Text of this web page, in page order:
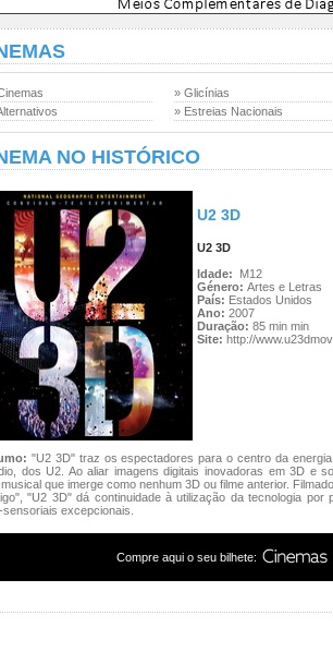
» Glicínias
» Estreias Nacionais
NO HISTÓRICO
U2 3D
U2 3D
Idade:
M12
Género: Artes e Letras
País: Estados Unidos
Ano: 2007
Duração: 85 min min
Site: http://
"U2 3D" traz os espectadores para o centro da
dos U2. Ao aliar imagens digitais inovadoras em 3D e
que imerge como nenhum 3D ou filme anterior.
"U2 3D" dá continuidade à utilização da tecnologia por
sensoriais excepcionais.
Compre aqui o seu bilhete: